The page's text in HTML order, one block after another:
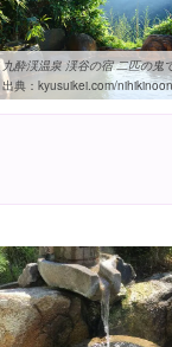
出典： kyusuikei.com/